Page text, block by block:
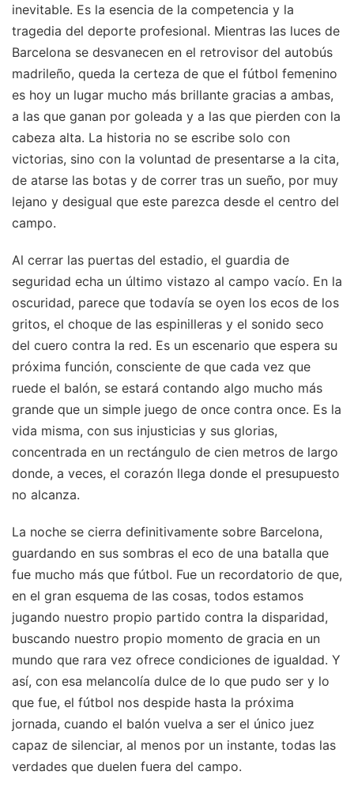
inevitable. Es la esencia de la competencia y la
tragedia del deporte profesional. Mientras las luces de
Barcelona se desvanecen en el retrovisor del autobús
madrileño, queda la certeza de que el fútbol femenino
es hoy un lugar mucho más brillante gracias a ambas,
a las que ganan por goleada y a las que pierden con la
cabeza alta. La historia no se escribe solo con
victorias, sino con la voluntad de presentarse a la cita,
de atarse las botas y de correr tras un sueño, por muy
lejano y desigual que este parezca desde el centro del
campo.
Al cerrar las puertas del estadio, el guardia de
seguridad echa un último vistazo al campo vacío. En la
oscuridad, parece que todavía se oyen los ecos de los
gritos, el choque de las espinilleras y el sonido seco
del cuero contra la red. Es un escenario que espera su
próxima función, consciente de que cada vez que
ruede el balón, se estará contando algo mucho más
grande que un simple juego de once contra once. Es la
vida misma, con sus injusticias y sus glorias,
concentrada en un rectángulo de cien metros de largo
donde, a veces, el corazón llega donde el presupuesto
no alcanza.
La noche se cierra definitivamente sobre Barcelona,
guardando en sus sombras el eco de una batalla que
fue mucho más que fútbol. Fue un recordatorio de que,
en el gran esquema de las cosas, todos estamos
jugando nuestro propio partido contra la disparidad,
buscando nuestro propio momento de gracia en un
mundo que rara vez ofrece condiciones de igualdad. Y
así, con esa melancolía dulce de lo que pudo ser y lo
que fue, el fútbol nos despide hasta la próxima
jornada, cuando el balón vuelva a ser el único juez
capaz de silenciar, al menos por un instante, todas las
verdades que duelen fuera del campo.